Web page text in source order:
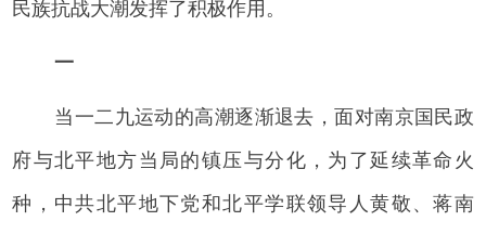
民族抗战大潮发挥了积极作用。
一
当一二九运动的高潮逐渐退去，面对南京国民政
府与北平地方当局的镇压与分化，为了延续革命火
种，中共北平地下党和北平学联领导人黄敬、蒋南